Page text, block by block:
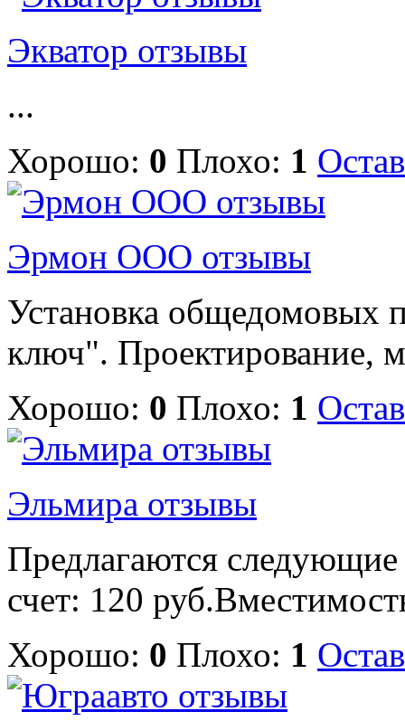
Экватор отзывы
...
Хорошо: 0 Плохо: 1
Эрмон ООО отзывы
Установка
ключ". Проектирование,
Хорошо: 0 Плохо: 1
Эльмира отзывы
Предлагаются
счет: 120
Хорошо: 0 Плохо: 1